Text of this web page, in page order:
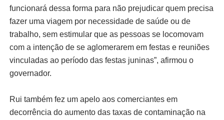
funcionará dessa forma para não prejudicar quem precisa
fazer uma viagem por necessidade de saúde ou de
trabalho, sem estimular que as pessoas se locomovam
com a intenção de se aglomerarem em festas e reuniões
vinculadas ao período das festas juninas”, afirmou o
governador.
Rui também fez um apelo aos comerciantes em
decorrência do aumento das taxas de contaminação na